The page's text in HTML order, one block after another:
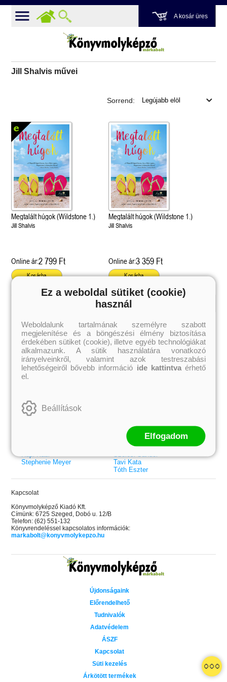
A kosár üres
Jill Shalvis művei
Grace and Glory - Kegyelem és
dicsőség (Az Előhírnök-trilógia
Különleges éldekorált kiadás!
Bad Girl Reputation
lány (Avalon Bay 2.)
Elle Kennedy
Sorrend:
Megtalált húgok (Wildstone 1.)
Jill Shalvis
Online ár:2 799 Ft
Kosárba
Megtalált húgok (Wildstone 1.)
Jill Shalvis
Online ár:3 359 Ft
Kosárba
Külföldiek
Brigid Kemmerer
Cassandra Clare
Colleen Hoover
Elle Kennedy
Erin Watt
Holly Webb
Jenny Han
Leigh Bardugo
Maggie Stiefvater
Rupi Kaur
Stephenie Meyer
Magyarok
Ashley Carrigan
Benina
Bessenyei Gábor
Bodor Attila
Böszörményi Gyula
Rácz-Stefán Tibor
Róbert Katalin
Spirit Bliss
Szélesi Sándor
Tavi Kata
Tóth Eszter
Kapcsolat
Könyvmolyképző Kiadó Kft.
Címünk: 6725 Szeged, Dobó u. 12/B
Telefon: (62) 551-132
Könyvrendeléssel kapcsolatos információk:
markabolt@konyvmolykepzo.hu
Újdonságaink
Előrendelhető
Tudnivalók
Adatvédelem
ÁSZF
Kapcsolat
Süti kezelés
Árkötött termékek
Ez a weboldal sütiket (cookie)
használ
Weboldalunk tartalmának személyre szabott
megjelenítése és a böngészési élmény biztosítása
érdekében sütiket (cookie), illetve egyéb technológiákat
alkalmazunk. A sütik használatára vonatkozó
irányelveinkről, valamint azok testreszabási
lehetőségeiről bővebb információ ide kattintvaérhető
el.
Beállítások
Elfogadom